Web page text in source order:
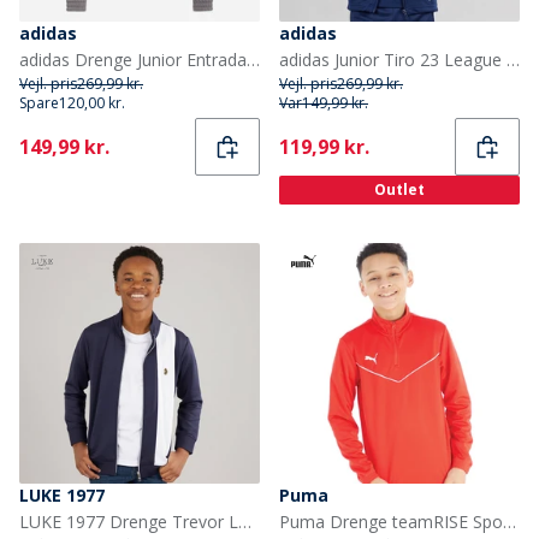
adidas
adidas Drenge Junior Entrada 22 1/4 Zip Træningsbluse Team Grey Four
Vejl. pris269,99 kr.
Spare120,00 kr.
Current
149,99 kr.
adidas
adidas Junior Tiro 23 League Træningsjakke Team Navy Blue
Vejl. pris269,99 kr.
Var149,99 kr.
Current
119,99 kr.
Outlet
LUKE 1977
LUKE 1977 Drenge Trevor Løbe overdele Blå
Puma
Puma Drenge teamRISE Sport træningstrøjer Rød